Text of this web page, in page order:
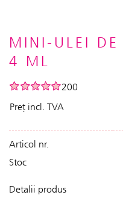
MINI-ULEI
4 ML
200
Preț incl. TVA
Articol nr.
Stoc
Detalii produs